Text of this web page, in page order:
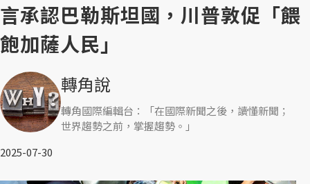
言承認巴勒斯坦國，川普敦促「餵
飽加薩人民」
轉角說
轉角國際編輯台：「在國際新聞之後，讀懂新聞；
世界趨勢之前，掌握趨勢。」
2025-07-30